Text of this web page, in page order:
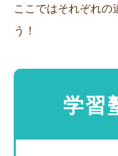
ここではそれぞれの
う！
学習